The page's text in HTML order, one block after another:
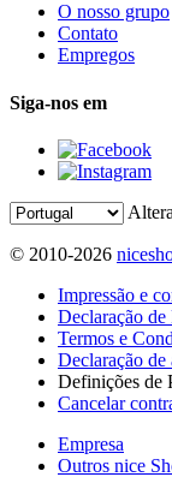
O nosso grupo
Contato
Empregos
Siga-nos em
© 2010-2026
Impressão e
Declaração de
Termos e
Declaração de
Definições de
Cancelar
Empresa
Outros nice